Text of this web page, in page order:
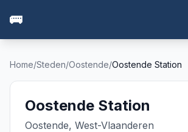
🚌
Home/Steden/Oostende/Oostende Station
Oostende Station
Oostende, West-Vlaanderen